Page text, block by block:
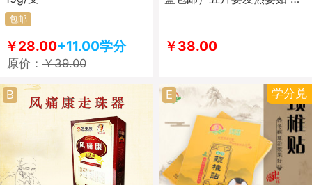
包邮
￥28.00+11.00学分
原价：￥39.00
￥38.00
B E 学分兑